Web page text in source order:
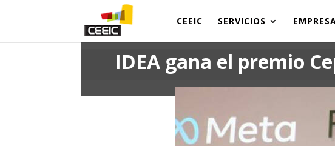
CEEIC SERVICIOS
IDEA gana el premio